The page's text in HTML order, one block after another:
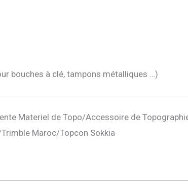
bouches à clé, tampons métalliques …)
Materiel de Topo/Accessoire de
Maroc/Topcon Sokkia